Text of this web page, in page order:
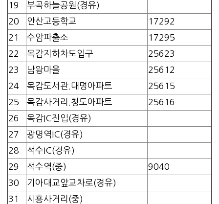
19
부곡하늘공원(경유)
20
안산고등학교
17292
21
수암파출소
17295
22
목감지하차도입구
25623
23
남왕마을
25612
24
목감도서관.대명아파트
25615
25
목감사거리.청도아파트
25616
26
목감IC진입(경유)
27
광명역IC(경유)
28
석수IC(경유)
29
석수역(중)
9040
30
기아대교앞교차로(경유)
31
시흥사거리(중)